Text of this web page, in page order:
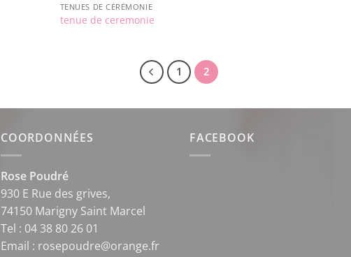
TENUES DE CÉRÉMONIE
tenue de ceremonie
1 2
COORDONNÉES
Rose Poudré
930 E Rue des grives,
74150 Marigny Saint Marcel
Tel : 04 38 80 26 01
Email : rosepoudre@orange.fr
FACEBOOK